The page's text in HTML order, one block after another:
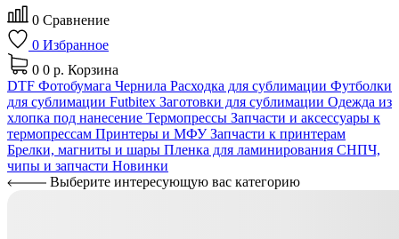
0 Сравнение
0 Избранное
0 0 р. Корзина
DTF Фотобумага Чернила Расходка для сублимации Футболки
для сублимации Futbitex Заготовки для сублимации Одежда из
хлопка под нанесение Термопрессы Запчасти и аксессуары к
термопрессам Принтеры и МФУЗапчасти к принтерам
Брелки, магниты и шары Пленка для ламинирования СНПЧ,
чипы и запчасти Новинки
Выберите интересующую вас категорию